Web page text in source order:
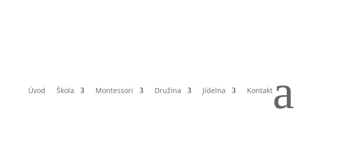
Úvod Škola Montessori Družina Jídelna Kontakta